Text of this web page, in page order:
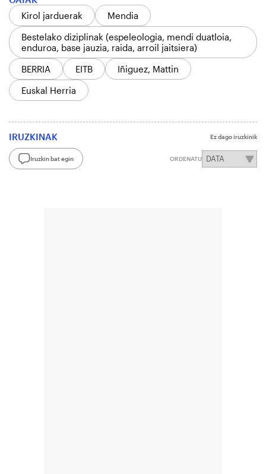
Kirol jarduerak
Mendia
Bestelako diziplinak (espeleologia, mendi duatloia,
enduroa, base jauzia, raida, arroil jaitsiera)
BERRIA
EITB
Iñiguez, Mattin
Euskal Herria
IRUZKINAK Ez dago iruzkinik
Iruzkin bat egin ORDENATU